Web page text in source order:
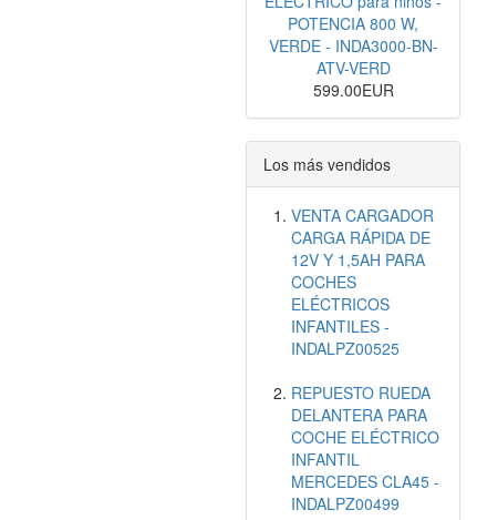
POTENCIA 800 W,
VERDE - INDA3000-BN-
ATV-VERD
599.00EUR
Los más vendidos
VENTA CARGADOR
CARGA RÁPIDA DE
12V Y 1,5AH PARA
COCHES
ELÉCTRICOS
INFANTILES -
INDALPZ00525
REPUESTO RUEDA
DELANTERA PARA
COCHE ELÉCTRICO
INFANTIL
MERCEDES CLA45 -
INDALPZ00499